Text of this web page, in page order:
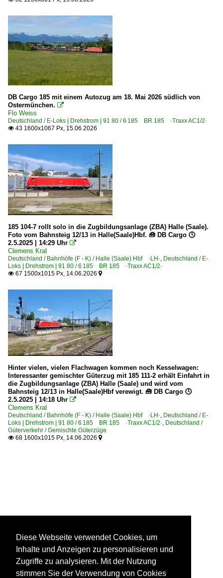
DB Cargo 185 mit einem Autozug am 18. Mai 2026 südlich von
Ostermünchen. 
Flo Weiss
Deutschland / E-Loks | Drehstrom | 91 80 / 6 185 BR 185 ·Traxx AC1/2·
 43 1600x1067 Px, 15.06.2026
185 104-7 rollt solo in die Zugbildungsanlage (ZBA) Halle (Saale).
Foto vom Bahnsteig 12/13 in Halle(Saale)Hbf. 🧰 DB Cargo 🕓
2.5.2025 | 14:29 Uhr 
Clemens Kral
Deutschland / Bahnhöfe (F - K) / Halle (Saale) Hbf ·LH·, Deutschland / E-
Loks | Drehstrom | 91 80 / 6 185 BR 185 ·Traxx AC1/2·
 67 1500x1015 Px, 14.06.2026 
Hinter vielen, vielen Flachwagen kommen noch Kesselwagen:
Interessanter gemischter Güterzug mit 185 111-2 erhält Einfahrt in
die Zugbildungsanlage (ZBA) Halle (Saale) und wird vom
Bahnsteig 12/13 in Halle(Saale)Hbf verewigt. 🧰 DB Cargo 🕓
2.5.2025 | 14:18 Uhr 
Clemens Kral
Deutschland / Bahnhöfe (F - K) / Halle (Saale) Hbf ·LH·, Deutschland / E-
Loks | Drehstrom | 91 80 / 6 185 BR 185 ·Traxx AC1/2·, Deutschland /
Güterverkehr / Gemischte Güterzüge
 68 1600x1015 Px, 14.06.2026 
Diese Webseite verwendet Cookies, um
Inhalte und Anzeigen zu personalisieren und
Zugriffe zu analysieren. Mit der Nutzung
stimmen Sie der Verwendung von Cookies